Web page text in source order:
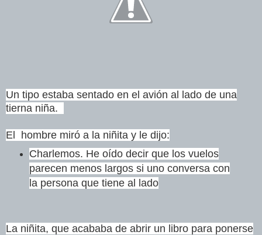
Un tipo estaba sentado en el avión al lado de una
tierna niña.
El hombre miró a la niñita y le dijo:
Charlemos. He oído decir que los vuelos
parecen menos largos si unoconversa con
la persona que tiene al lado
La niñita, que acababa de abrir un libro para ponerse